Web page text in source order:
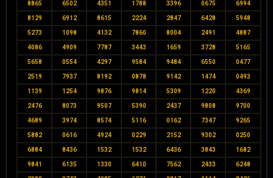
8865 6502 4351 1788 3396 0675 6994
8129 6912 8615 2224 2847 6428 5948
5273 1098 4132 7860 8004 2491 4887
4086 4909 7787 3443 1659 3728 5165
5658 0554 4297 9584 9484 6550 0477
2519 7937 8192 0878 9142 1474 0493
1139 1254 9876 9814 5309 1220 4369
2476 8073 9507 5390 2437 9808 9700
4689 3974 8574 5116 0162 7347 9265
5882 0616 4924 0229 2152 9302 0250
6884 8436 1532 1532 6436 3843 1682
9841 6135 1330 6410 7562 2433 6248